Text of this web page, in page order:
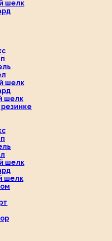
шелк
шелк
шелк
шелк
шелк